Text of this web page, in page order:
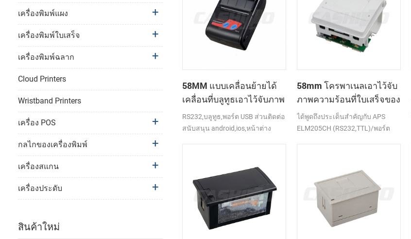
58MM แบบเคลื่อนย้ายได้
เคลื่อนที่บลูทูธเอาไว้จับภาพ
ความร้อนที่เครื่องพิมพ์
PTP-ฉัน
RS232,บลูทูธ,พอร์ต USB ส่วนติดต่อ
สนับสนุน android,ios,หน้าต่าง
58mm โครพาเนลเอาไว้จับ
ภาพความร้อนที่ใบเสร็จของ
เครื่องพิมพ์ CSN-A1
ได้พูดถึงประเด็นสำคัญกับ APS
ELM205CH (RS232,TTL)/พอร์ต
เครื่องพิมพ์แผง
เครื่องพิมพ์ใบเสร็จ
เครื่องพิมพ์ฉลาก
Cloud Printers
Wristband Printers
เครื่อง POS
กลไกของเครื่องพิมพ์
เครื่องสแกน
เครื่องประดับ
สินค้าใหม่